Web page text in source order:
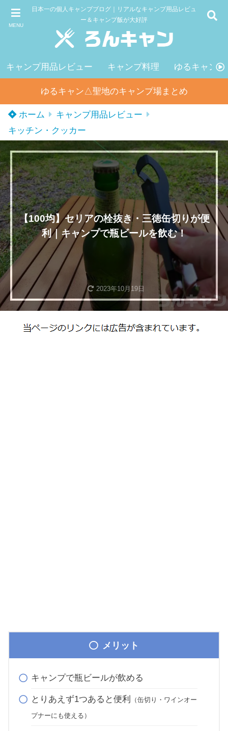
MENU
日本一の個人キャンプブログ｜リアルなキャンプ用品レビュ
ー＆キャンプ飯が大好評
キャンプ用品レビュー キャンプ料理 ゆるキャン△
ゆるキャン△聖地のキャンプ場まとめ
ホーム
キャンプ用品レビュー
キッチン・クッカー
【100均】セリアの栓抜き・三徳缶切りが便
利｜キャンプで瓶ビールを飲む！
2023年10月19日
メリット
キャンプで瓶ビールが飲める
とりあえず1つあると便利 （缶切り・ワインオー
プナーにも使える）